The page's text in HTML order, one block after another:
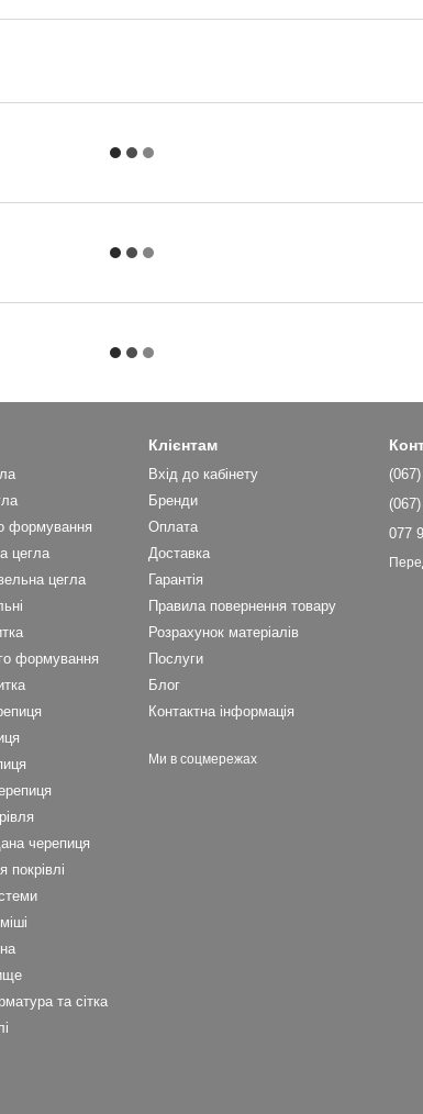
формування
цегла
цегла
формування
черепиця
покрівлі
та сітка
Клієнтам
Вхід до кабінету
Бренди
Оплата
Доставка
Гарантія
Правила повернення товару
Розрахунок матеріалів
Послуги
Блог
Контактна інформація
Ми в соцмережах
077